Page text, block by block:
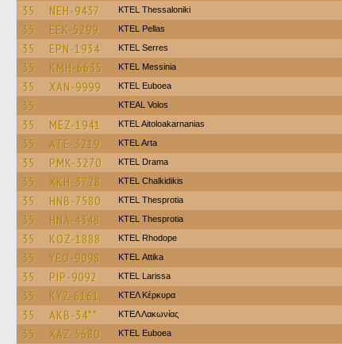
35 NEH-9437 KTEL Thessaloniki
35 EEK-5299 KTEL Pellas
35 EPN-1934 KTEL Serres
35 KMH-6635 KTEL Messinia
35 XAN-9999 ΚΤΕL Euboea
35 KTEAL Volos
35 MEZ-1941 KTEL Aitoloakarnanias
35 ATE-3219 KTEL Arta
35 PMK-3270 KTEL Drama
35 XKH-3728 ΚΤΕL Chalkidikis
35 HNB-7580 KTEL Thesprotia
35 HNA-4348 KTEL Thesprotia
35 KOZ-1888 KTEL Rhodope
35 YEO-9098 KΤΕL Αttika
35 PIP-9092 KTEL Larissa
35 KYZ-6161 ΚΤΕΛ Κέρκυρα
35 AKB-34** ΚΤΕΛ Λακωνίας
35 XAZ-5680 ΚΤΕL Euboea